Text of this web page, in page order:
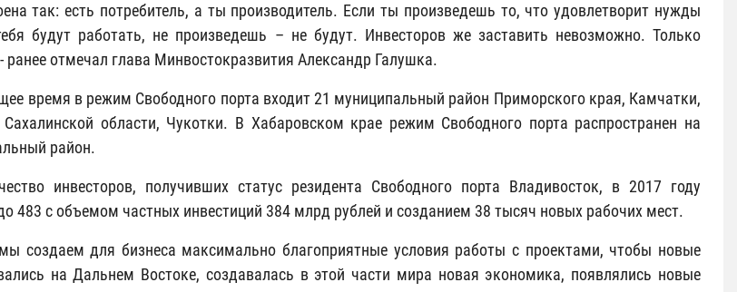
так: есть потребитель, а ты производитель. Если ты произведешь то, что удовлетворит нужды
будут работать, не произведешь – не будут. Инвесторов же заставить невозможно. Только
ранее отмечал глава Минвостокразвития Александр Галушка.
время в режим Свободного порта входит 21 муниципальный район Приморского края, Камчатки,
области, Чукотки. В Хабаровском крае режим Свободного порта распространен на
район.
инвесторов, получивших статус резидента Свободного порта Владивосток, в 2017 году
483 с объемом частных инвестиций 384 млрд рублей и созданием 38 тысяч новых рабочих мест.
создаем для бизнеса максимально благоприятные условия работы с проектами, чтобы новые
на Дальнем Востоке, создавалась в этой части мира новая экономика, появлялись новые